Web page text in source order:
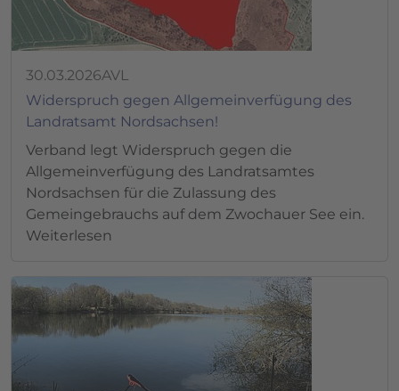
30.03.2026AVL
Widerspruch gegen Allgemeinverfügung des
Landratsamt Nordsachsen!
Verband legt Widerspruch gegen die
Allgemeinverfügung des Landratsamtes
Nordsachsen für die Zulassung des
Gemeingebrauchs auf dem Zwochauer See ein.
Weiterlesen